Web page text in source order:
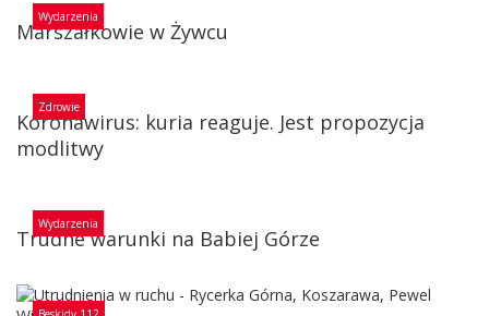
Wydarzenia
Marszałkowie w Żywcu
Zdrowie
Koronawirus: kuria reaguje. Jest propozycja
modlitwy
Wydarzenia
Trudne warunki na Babiej Górze